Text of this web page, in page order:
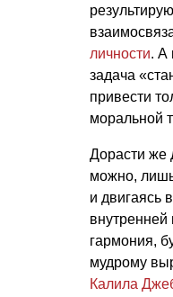
личности. А
задача
привести
моральной
Дорасти же
можно,
и двигаясь
внутренней
гармония,
мудрому
Калила